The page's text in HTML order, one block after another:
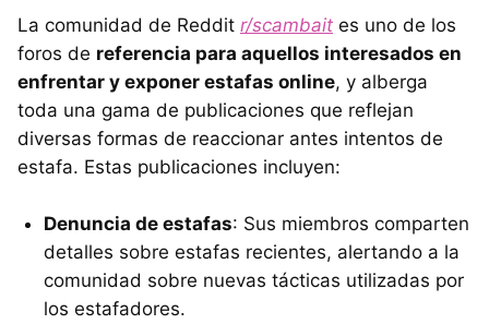
La comunidad de Reddit r/scambait es uno de los
foros de referencia para aquellos interesados en
enfrentar y exponer estafas online, y alberga
toda una gama de publicaciones que reflejan
diversas formas de reaccionar antes intentos de
estafa. Estas publicaciones incluyen:
Denuncia de estafas: Sus miembros comparten
detalles sobre estafas recientes, alertando a la
comunidad sobre nuevas tácticas utilizadas por
los estafadores.